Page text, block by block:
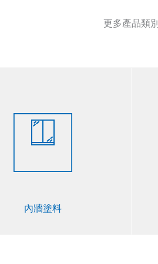
更多產品類別
內牆塗料